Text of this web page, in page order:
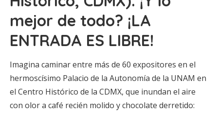
mejor de todo? ¡LA
ENTRADA ES LIBRE!
Imagina caminar entre más de 60 expositores en el
hermoscísimo Palacio de la Autonomía de la UNAM en
el Centro Histórico de la CDMX, que inundan el aire
con olor a café recién molido y chocolate derretido: